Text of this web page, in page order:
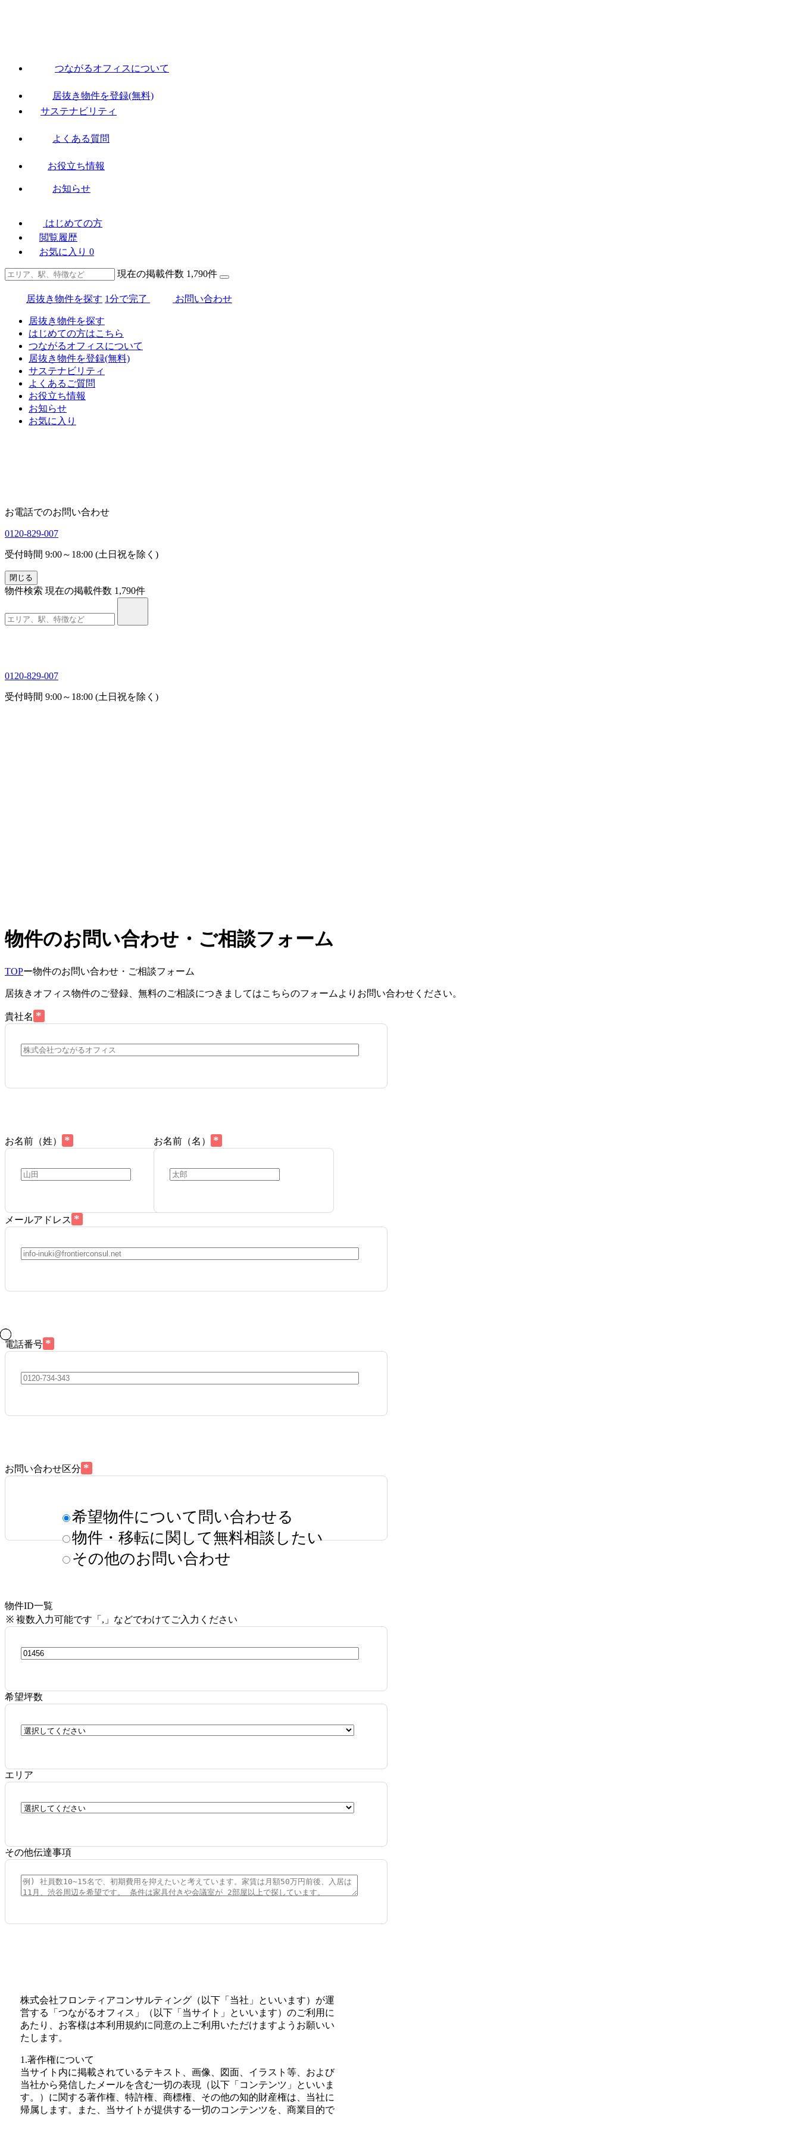
つながるオフィスについて
居抜き物件を登録(無料)
サステナビリティ
よくある質問
お役立ち情報
お知らせ
はじめての方
閲覧履歴
お気に入り 0
現在の掲載件数 1,790件
居抜き物件を探す 1分で完了 お問い合わせ
居抜き物件を探す
はじめての方はこちら
つながるオフィスについて
居抜き物件を登録(無料)
サステナビリティ
よくあるご質問
お役立ち情報
お知らせ
お気に入り
お電話でのお問い合わせ
0120-829-007
受付時間 9:00～18:00 (土日祝を除く)
閉じる
物件検索 現在の掲載件数 1,790件
0120-829-007
受付時間 9:00～18:00 (土日祝を除く)
物件のお問い合わせ・ご相談フォーム
TOPー物件のお問い合わせ・ご相談フォーム
居抜きオフィス物件のご登録、無料のご相談につきましてはこちらのフォームよりお問い合わせください。
貴社名 *
お名前（姓） * お名前（名） *
メールアドレス *
電話番号 *
お問い合わせ区分 *
希望物件について問い合わせる
物件・移転に関して無料相談したい
その他のお問い合わせ
物件ID一覧
※ 複数入力可能です「,」などでわけてご入力ください
希望坪数
エリア
その他伝達事項
株式会社フロンティアコンサルティング（以下「当社」といいます）が運
営する「つながるオフィス」（以下「当サイト」といいます）のご利用に
あたり、お客様は本利用規約に同意の上ご利用いただけますようお願いい
たします。
1.著作権について
当サイト内に掲載されているテキスト、画像、図面、イラスト等、および
当社から発信したメールを含む一切の表現（以下「コンテンツ」といいま
す。）に関する著作権、特許権、商標権、その他の知的財産権は、当社に
帰属します。また、当サイトが提供する一切のコンテンツを、商業目的で